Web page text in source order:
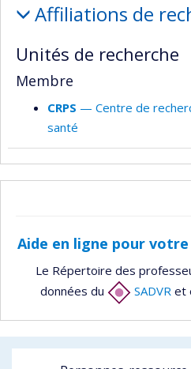
et
responsabilités
Affiliations de
Unités de recherche
Membre
CRPS — Centre de
santé
Aide en ligne pour
Le Répertoire des
données du
SADVR et